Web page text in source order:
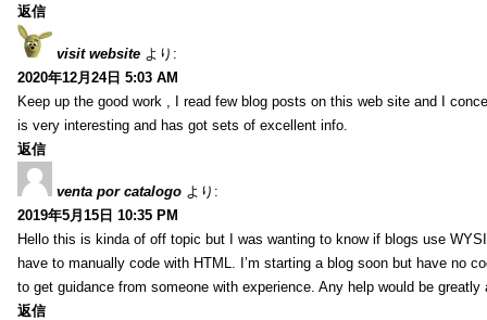
返信
visit website より:
2020年12月24日 5:03 AM
Keep up the good work , I read few blog posts on this web site and I
is very interesting and has got sets of excellent info.
返信
venta por catalogo より:
2019年5月15日 10:35 PM
Hello this is kinda of off topic but I was wanting to know if blogs use
have to manually code with HTML. I’m starting a blog soon but have no
to get guidance from someone with experience. Any help would be greatly
返信